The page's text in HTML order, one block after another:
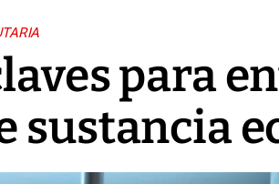
para
sustancia